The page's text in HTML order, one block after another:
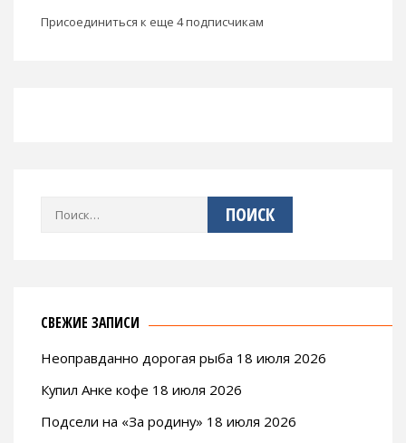
Присоединиться к еще 4 подписчикам
Найти:
СВЕЖИЕ ЗАПИСИ
Неоправданно дорогая рыба 18 июля 2026
Купил Анке кофе 18 июля 2026
Подсели на «За родину» 18 июля 2026